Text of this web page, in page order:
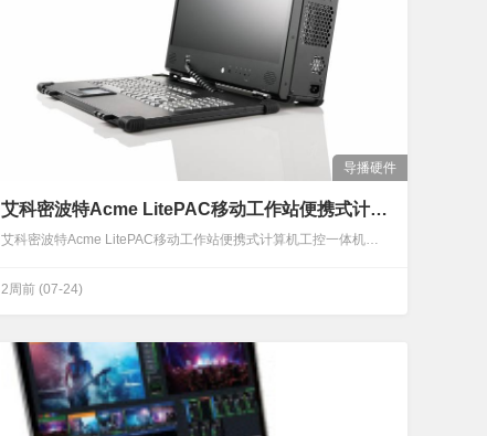
导播硬件
艾科密波特Acme LitePAC移动工作站便携式计算机工控一体机便携机箱
艾科密波特Acme LitePAC移动工作站便携式计算机工控一体机便携机箱LitePAC是一个难以置信的移动平台，原因是它***超薄、超轻的设计构造。其重量只有7.5千克和112mm厚，相当于一台笔记本电脑的大小和重量。尽管它设计轻薄，但LitePAC 仍然可以支持***的英特尔i7处理器，2个全长扩展槽可以自由搭配各种附加卡。此外它还配有一个17.3” 16:9全高清分辨率1920 x 1080液晶显示器。产品名称LitePAC S200(Core i7)LitePAC S200P(i7 CPU - 2PCI Slots)显示17.3", 16:9 Display, 1920 x…
2周前 (07-24)